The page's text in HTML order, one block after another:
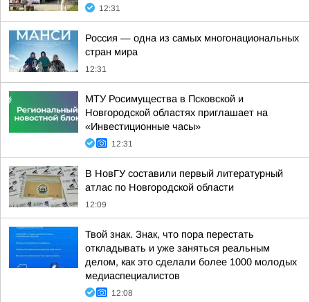
12:31
Россия — одна из самых многонациональных
стран мира
12:31
МТУ Росимущества в Псковской и
Новгородской областях приглашает на
«Инвестиционные часы»
12:31
В НовГУ составили первый литературный
атлас по Новгородской области
12:09
Твой знак. Знак, что пора перестать
откладывать и уже заняться реальным
делом, как это сделали более 1000 молодых
медиаспециалистов
12:08